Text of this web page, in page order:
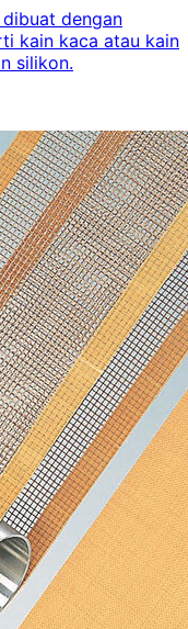
dengan
kain kaca atau kain
silikon.